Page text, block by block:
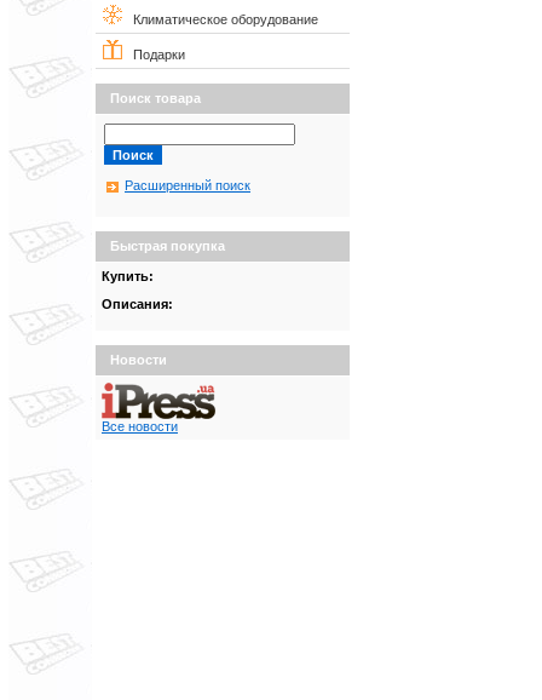
Климатическое оборудование
Подарки
Поиск товара
Расширенный поиск
Быстрая покупка
Купить:
Описания:
Новости
Все новости